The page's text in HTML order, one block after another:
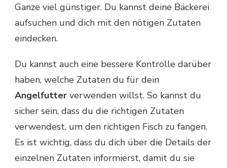
Ganze viel günstiger. Du kannst deine Bäckerei
aufsuchen und dich mit den nötigen Zutaten
eindecken.
Du kannst auch eine bessere Kontrolle darüber
haben, welche Zutaten du für dein
Angelfutter verwenden willst. So kannst du
sicher sein, dass du die richtigen Zutaten
verwendest, um den richtigen Fisch zu fangen.
Es ist wichtig, dass du dich über die Details der
einzelnen Zutaten informierst, damit du sie